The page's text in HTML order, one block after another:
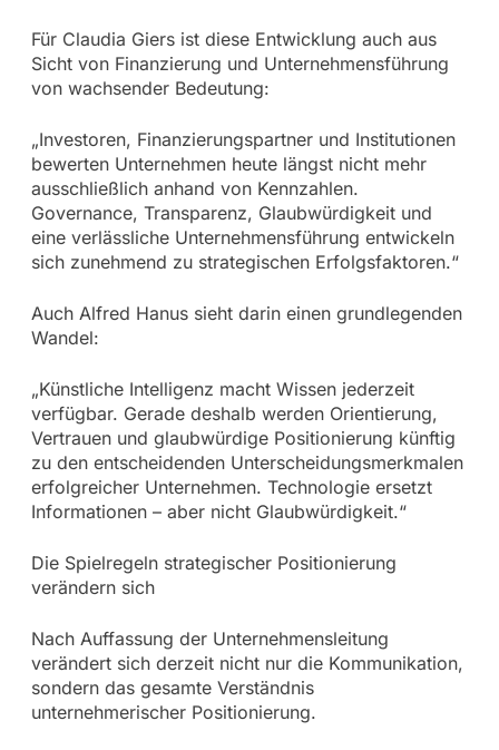
Für Claudia Giers ist diese Entwicklung auch aus
Sicht von Finanzierung und Unternehmensführung
von wachsender Bedeutung:
„Investoren, Finanzierungspartner und Institutionen
bewerten Unternehmen heute längst nicht mehr
ausschließlich anhand von Kennzahlen.
Governance, Transparenz, Glaubwürdigkeit und
eine verlässliche Unternehmensführung entwickeln
sich zunehmend zu strategischen Erfolgsfaktoren.“
Auch Alfred Hanus sieht darin einen grundlegenden
Wandel:
„Künstliche Intelligenz macht Wissen jederzeit
verfügbar. Gerade deshalb werden Orientierung,
Vertrauen und glaubwürdige Positionierung künftig
zu den entscheidenden Unterscheidungsmerkmalen
erfolgreicher Unternehmen. Technologie ersetzt
Informationen – aber nicht Glaubwürdigkeit.“
Die Spielregeln strategischer Positionierung
verändern sich
Nach Auffassung der Unternehmensleitung
verändert sich derzeit nicht nur die Kommunikation,
sondern das gesamte Verständnis
unternehmerischer Positionierung.